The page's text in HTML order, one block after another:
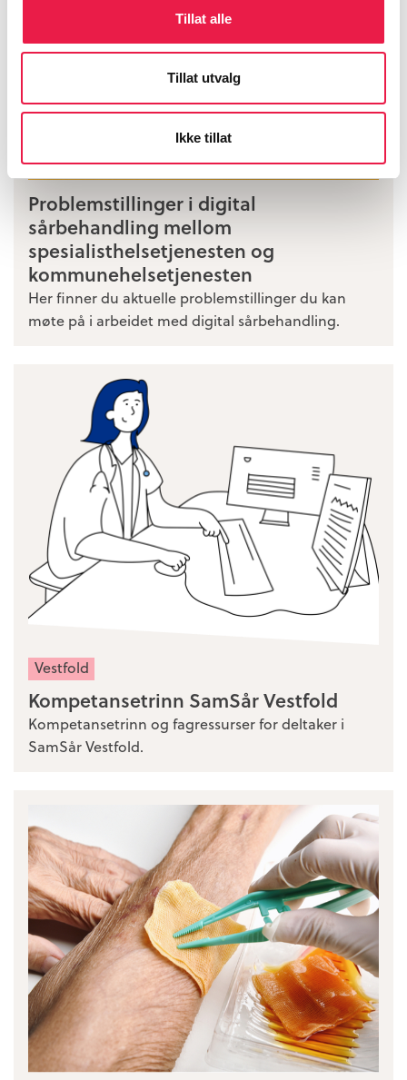
Tillat alle
Tillat utvalg
Ikke tillat
Problemstillinger i digital
sårbehandling mellom
spesialisthelsetjenesten og
kommunehelsetjenesten
Her finner du aktuelle problemstillinger du kan
møte på i arbeidet med digital sårbehandling.
Vestfold
Kompetansetrinn SamSår Vestfold
Kompetansetrinn og fagressurser for deltaker i
SamSår Vestfold.